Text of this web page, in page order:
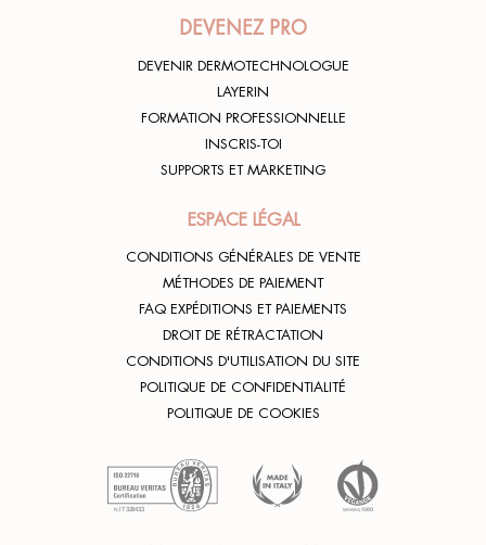
DEVENEZ PRO
DEVENIR DERMOTECHNOLOGUE
LAYERIN
FORMATION PROFESSIONNELLE
INSCRIS-TOI
SUPPORTS ET MARKETING
ESPACE LÉGAL
CONDITIONS GÉNÉRALES DE VENTE
MÉTHODES DE PAIEMENT
FAQ EXPÉDITIONS ET PAIEMENTS
DROIT DE RÉTRACTATION
CONDITIONS D'UTILISATION DU SITE
POLITIQUE DE CONFIDENTIALITÉ
POLITIQUE DE COOKIES